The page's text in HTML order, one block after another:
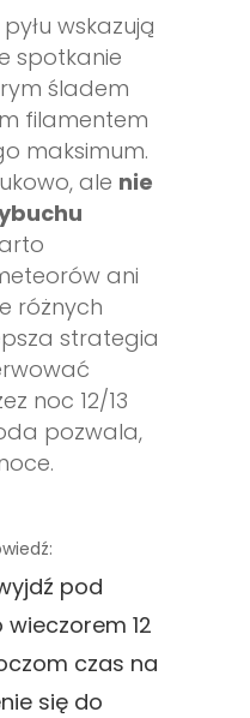
wskazują
spotkanie
śladem
filamentem
maksimum.
ale nie
ani
różnych
strategia
noc 12/13
pozwala,
pod
12
czas na
się do